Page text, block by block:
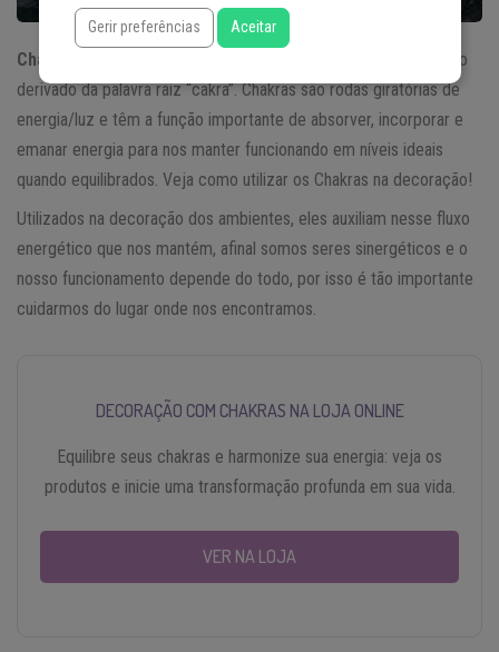
Chakra
é um termo sânscrito e significa “roda” ou “disco”, sendo
derivado da palavra raiz “cakra”. Chakras são rodas giratórias de
energia/luz e têm a função importante de absorver, incorporar e
emanar energia para nos manter funcionando em níveis ideais
quando equilibrados. Veja como utilizar os Chakras na decoração!
Utilizados na decoração dos ambientes, eles auxiliam nesse fluxo
energético que nos mantém, afinal somos seres sinergéticos e o
nosso funcionamento depende do todo, por isso é tão importante
cuidarmos do lugar onde nos encontramos.
DECORAÇÃO COM CHAKRAS NA LOJA ONLINE
Equilibre seus chakras e harmonize sua energia: veja os
produtos e inicie uma transformação profunda em sua vida.
VER NA LOJA
Gerir preferências Aceitar